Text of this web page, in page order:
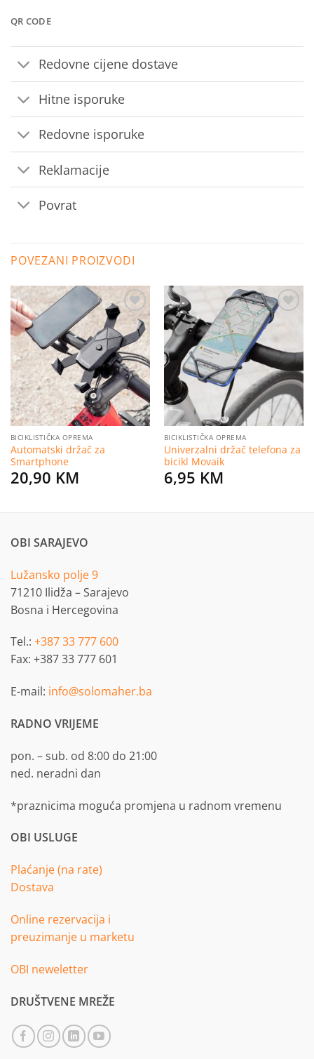
QR CODE
Redovne cijene dostave
Hitne isporuke
Redovne isporuke
Reklamacije
Povrat
POVEZANI PROIZVODI
Dodaj
na
listu
želja
BICIKLISTIČKA OPREMA
Automatski držač za
Smartphone
20,90 KM
Dodaj
želja
BICIKLISTIČKA OPREMA
Univerzalni držač telefona za
bicikl Movaik
6,95 KM
OBI SARAJEVO
Lužansko polje 9
71210 Ilidža – Sarajevo
Bosna i Hercegovina
Tel.: +387 33 777 600
Fax: +387 33 777 601
E-mail: info@solomaher.ba
RADNO VRIJEME
pon. – sub. od 8:00 do 21:00
ned. neradni dan
*praznicima moguća promjena u radnom vremenu
OBI USLUGE
Plaćanje (na rate)
Dostava
Online rezervacija i
preuzimanje u marketu
OBI neweletter
DRUŠTVENE MREŽE